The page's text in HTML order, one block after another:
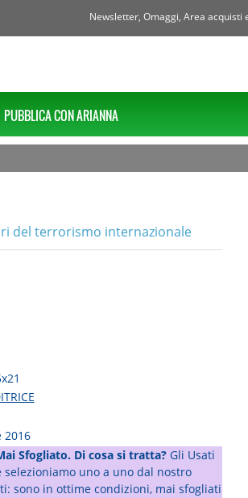
Newsletter, Omaggi, Area
PUBBLICA CON ARIANNA
del terrorismo internazionale
2016
Sfogliato. Di cosa si tratta?Gli Usati
uno a uno dal nostro
sono in ottime condizioni, mai sfogliati